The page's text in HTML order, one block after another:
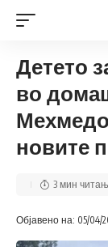
Детето
во
новите
Објавено на: 05/04/
3 мин